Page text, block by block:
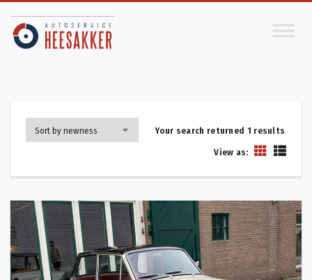
Your search returned 1 results
View as: